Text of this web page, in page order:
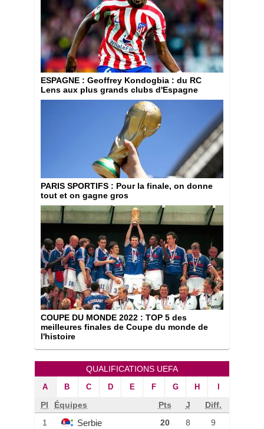
ESPAGNE : Geoffrey Kondogbia : du RC
Lens aux plus grands clubs d'Espagne
PARIS SPORTIFS : Pour la finale, on donne
tout et on gagne gros
COUPE DU MONDE 2022 : TOP 5 des
meilleures finales de Coupe du monde de
l'histoire
QUALIFICATIONS UEFA
A B C D E F G H
Pl Équipes Pts J
Diff.
1
Serbie 20 8 9